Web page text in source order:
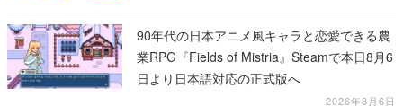
90年代の日本アニメ風キャラと恋愛できる農
業RPG『Fields of Mistria』Steamで本日8月6
日より日本語対応の正式版へ
2026年8月6日